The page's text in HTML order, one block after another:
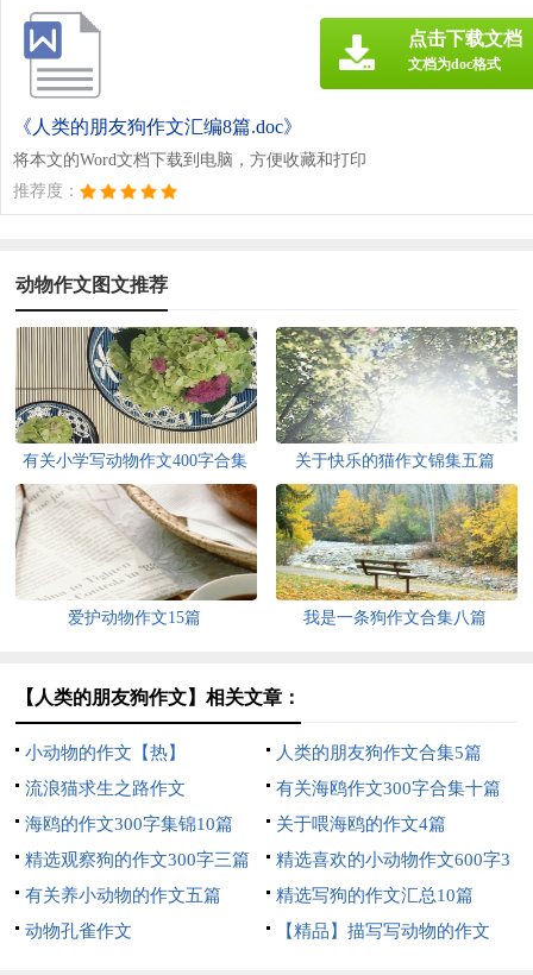
《人类的朋友狗作文汇编8篇.doc》
将本文的Word文档下载到电脑，方便收藏和打印
推荐度：
点击下载文档
文档为doc格式
动物作文图文推荐
有关小学写动物作文400字合集
七篇
关于快乐的猫作文锦集五篇
爱护动物作文15篇 我是一条狗作文合集八篇
【人类的朋友狗作文】相关文章：
小动物的作文【热】
人类的朋友狗作文合集5篇
流浪猫求生之路作文
有关海鸥作文300字合集十篇
海鸥的作文300字集锦10篇
关于喂海鸥的作文4篇
精选观察狗的作文300字三篇
精选喜欢的小动物作文600字3
篇
有关养小动物的作文五篇
精选写狗的作文汇总10篇
动物孔雀作文
【精品】描写写动物的作文